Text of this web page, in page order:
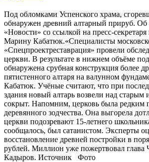
Под обломками Успенского храма,
обнаружен древний алтарный прируб.
«Новости» со ссылкой на пресс-
Марину Кабатюк.«Специалисты
«Спецпроектреставрация» провели
церкви. В результате в нижнем объёме
обнаружена срубная конструкция более
пятистенного алтаря на валунном
Кабатюк. Учёные считают, что при
здания новый алтарь возвели над старым
сокрыт. Напомним, церковь была редким
деревянного зодчества. Она выгорела
церкви подозревают 15-летнего
сообщалось, был сатанистом. Эксперты
восстановление древней постройки в
рублей. Миллион уже пожертвовал глава
Кадыров. Источник Фото